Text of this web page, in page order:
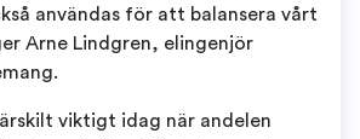
användas för att balansera vårt
Arne Lindgren, elingenjör
viktigt idag när andelen